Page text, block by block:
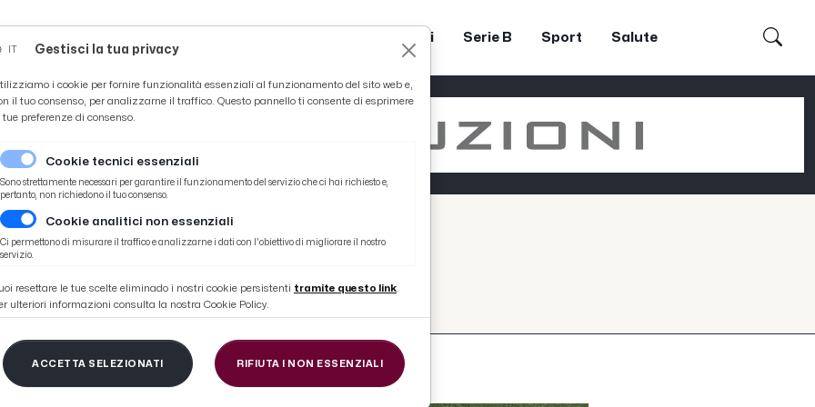
Coppa Teodori Serie B Sport Salute
#COPPA-ITALIA
Gestisci la tua privacy
i cookie per fornire funzionalità essenziali al funzionamento del sito web e,
il tuo consenso, per analizzarne il traffico. Questo pannello ti consente di esprimere
tue preferenze di consenso.
Cookie tecnici essenziali
Sono strettamente necessari per garantire il funzionamento del servizio che ci hai richiesto e,
pertanto, non richiedono il tuo consenso.
Cookie analitici non essenziali
Ci permettono di misurare il traffico e analizzarne i dati con l'obiettivo di migliorare il nostro
servizio.
resettare le tue scelte eliminado i nostri cookie persistenti tramite questo link.
ulteriori informazioni consulta la nostra Cookie Policy.
ACCETTA SELEZIONATI RIFIUTA I NON ESSENZIALI